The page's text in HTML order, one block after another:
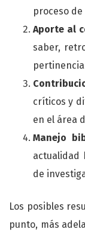
proceso
Aporte al
saber,
críticos y
en el área
Manejo
actualidad
de
Los posibles
punto, más